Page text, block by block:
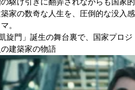
家の数奇な人生を、圧倒的な没入感
。
旋門」誕生の舞台裏で、国家プロジ
建築家の物語